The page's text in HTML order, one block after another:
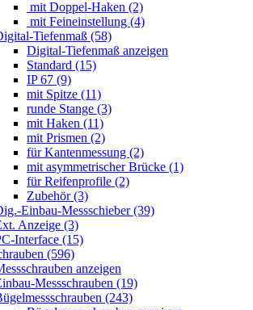
mit Doppel-Haken (2)
mit Feineinstellung (4)
Tiefenmaß (58)
Digital-Tiefenmaß anzeigen
Standard (15)
IP 67 (9)
mit Spitze (11)
runde Stange (3)
mit Haken (11)
mit Prismen (2)
für Kantenmessung (2)
mit asymmetrischer Brücke (1)
für Reifenprofile (2)
Zubehör (3)
Einbau-Messschieber (39)
Anzeige (3)
Interface (15)
(596)
anzeigen
Messschrauben (19)
(243)